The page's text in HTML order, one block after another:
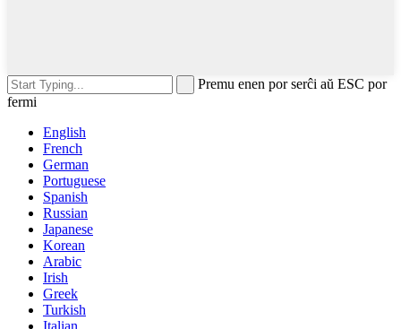
Premu enen por serĉi aŭ ESC por
fermi
English
French
German
Portuguese
Spanish
Russian
Japanese
Korean
Arabic
Irish
Greek
Turkish